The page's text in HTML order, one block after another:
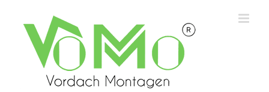
content